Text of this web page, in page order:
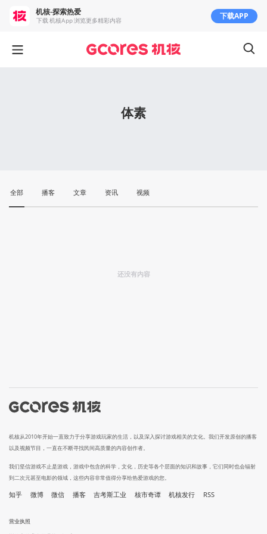
体素
全部 播客 文章 资讯 视频
还没有内容
机核从2010年开始一直致力于分享游戏玩家的生活，以及深入探讨游戏相关的文化。我们开发原创的播客
以及视频节目，一直在不断寻找民间高质量的内容创作者。
我们坚信游戏不止是游戏，游戏中包含的科学，文化，历史等各个层面的知识和故事，它们同时也会辐射
到二次元甚至电影的领域，这些内容非常值得分享给热爱游戏的您。
知乎 微博 微信 播客 吉考斯工业 核市奇谭 机核发行 RSS
营业执照
机核-探索热爱
下载 机核App 浏览更多精彩内容 下载APP